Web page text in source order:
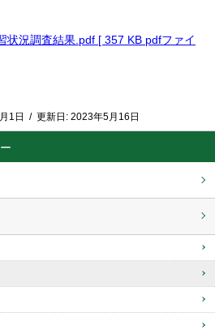
状況調査結果.pdf [ 357 KB pdfファイ
1日 / 更新日: 2023年5月16日